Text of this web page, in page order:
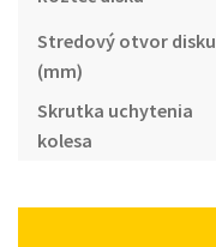
Stredový otvor disku
(mm)
Skrutka uchytenia
kolesa